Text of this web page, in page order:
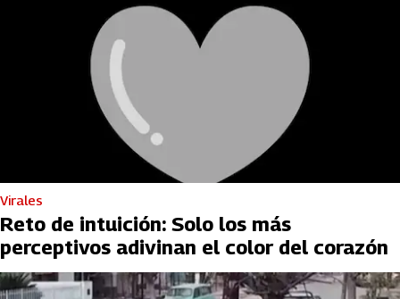
Virales
Reto de intuición: Solo los más
perceptivos adivinan el color del corazón